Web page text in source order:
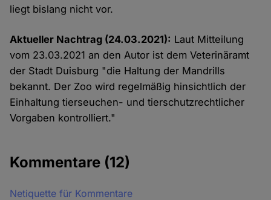
liegt bislang nicht vor.
Aktueller Nachtrag (24.03.2021): Laut Mitteilung
vom 23.03.2021 an den Autor ist dem Veterinäramt
der Stadt Duisburg "die Haltung der Mandrills
bekannt. Der Zoo wird regelmäßig hinsichtlich der
Einhaltung tierseuchen- und tierschutzrechtlicher
Vorgaben kontrolliert."
Kommentare (12)
Netiquette für Kommentare